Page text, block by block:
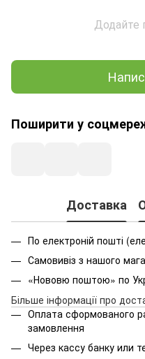
Додайте
Поширити у
Доставка
По електроній пошті
Самовивіз з нашого
«Нововю поштою» по
Більше інформації про
Оплата сформованого
замовлення
Через кассу банку или